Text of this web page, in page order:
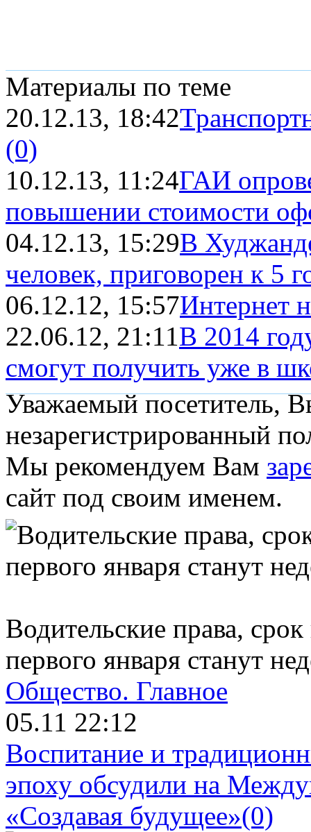
Материалы по теме
20.12.13, 18:42
(0)
10.12.13, 11:24ГАИ
повышении стоимости
04.12.13, 15:29В
человек, приговорен к 5
06.12.12, 15:57Интернет
22.06.12, 21:11В 2014
смогут получить уже в
Уважаемый посетитель,
незарегистрированный
Мы рекомендуем Вам
сайт под своим именем.
Водительские права,
первого января станут
Общество. Главное
05.11 22:12
Воспитание и
эпоху обсудили на
«Создавая будущее»(0)